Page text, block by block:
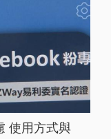
使用方式與